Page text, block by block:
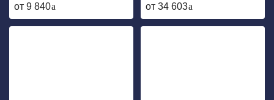
от 9 840 от 34 603